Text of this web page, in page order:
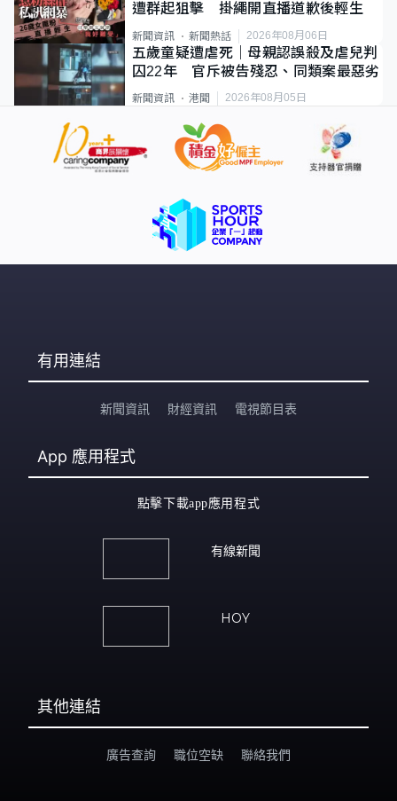
遭群起狙擊 掛繩開直播道歉後輕生
新聞資訊 新聞熱話 2026年08月06日
五歲童疑遭虐死｜母親認誤殺及虐兒判
囚22年 官斥被告殘忍、同類案最惡劣
新聞資訊 港聞 2026年08月05日
有用連結
新聞資訊 財經資訊 電視節目表
App 應用程式
點擊下載app應用程式
有線新聞
HOY
其他連結
廣告查詢 職位空缺 聯絡我們